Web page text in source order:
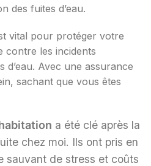
des fuites d’eau.
vital pour protéger votre
contre les incidents
d’eau. Avec une assurance
sachant que vous êtes
a été clé après la
chez moi. Ils ont pris en
sauvant de stress et coûts